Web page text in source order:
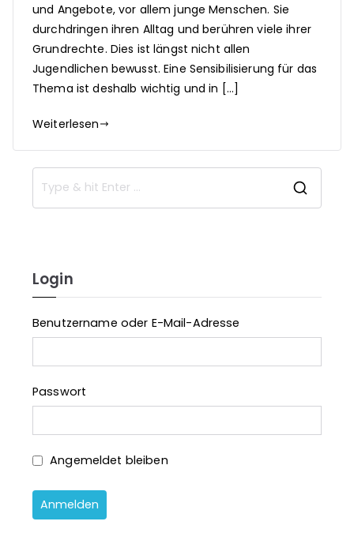
und Angebote, vor allem junge Menschen. Sie
durchdringen ihren Alltag und berühren viele ihrer
Grundrechte. Dies ist längst nicht allen
Jugendlichen bewusst. Eine Sensibilisierung für das
Thema ist deshalb wichtig und in […]
Weiterlesen
h
o
Login
Benutzername oder E-Mail-Adresse
Passwort
Angemeldet bleiben